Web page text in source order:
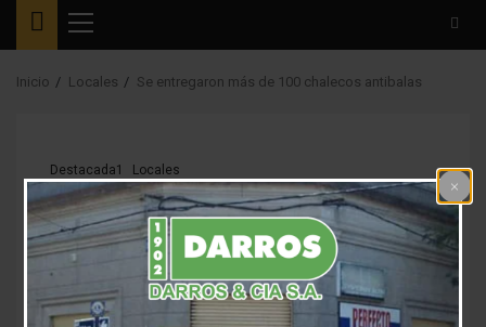
Menú
principal
Inicio Locales Se entregaron más de 100 chalecos antibalas
Destacada1 Locales
Se entregaron más de
100 chalecos
antibalas